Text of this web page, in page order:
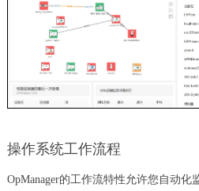
操作系统工作流程
OpManager的工作流特性允许您自动